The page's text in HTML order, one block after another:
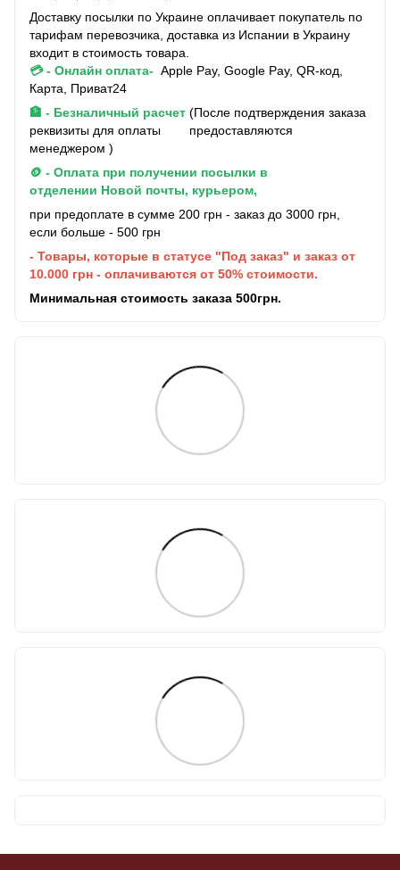
Доставку посылки по Украине оплачивает покупатель по
тарифам перевозчика, доставка из Испании в Украину
входит в стоимость товара.
💳 - Онлайн оплата- Apple Pay, Google Pay, QR-код,
Карта, Приват24
🏦 - Безналичный расчет (После подтверждения заказа
реквизиты для оплаты предоставляются
менеджером )
🪙 - Оплата при получении посылки в
отделении Новой почты, курьером,
при предоплате в сумме 200 грн - заказ до 3000 грн,
если больше - 500 грн
- Товары, которые в статусе "Под заказ" и заказ от
10.000 грн - оплачиваются от 50% стоимости.
Минимальная стоимость заказа 500грн.